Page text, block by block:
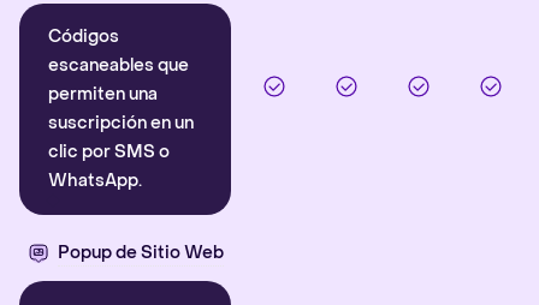
Códigos
escaneables que
permiten una
suscripción en un
clic por SMS o
WhatsApp.
Popup de Sitio Web